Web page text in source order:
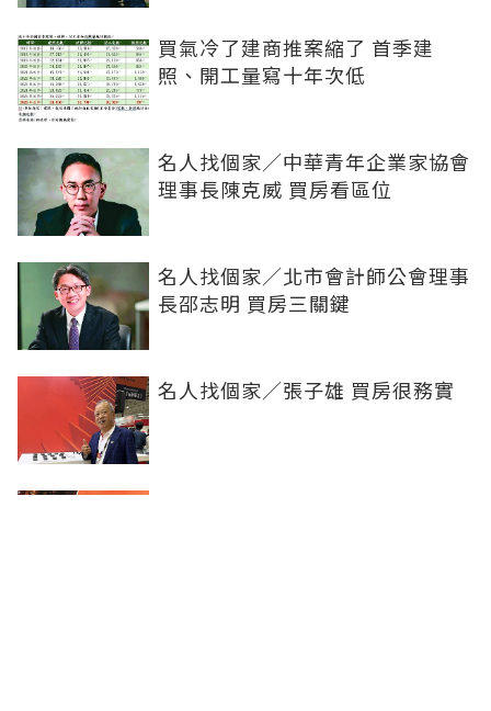
買氣冷了建商推案縮了 首季建
照、開工量寫十年次低
名人找個家／中華青年企業家協會
理事長陳克威 買房看區位
名人找個家／北市會計師公會理事
長邵志明 買房三關鍵
名人找個家／張子雄 買房很務實